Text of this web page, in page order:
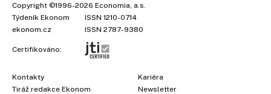
Copyright ©1996-2026 Economia, a.s.
Týdeník Ekonom
ISSN 1210-0714
ekonom.cz
ISSN 2787-9380
Certifikováno:
Kontakty
Tiráž redakce Ekonom
Kariéra
Newsletter